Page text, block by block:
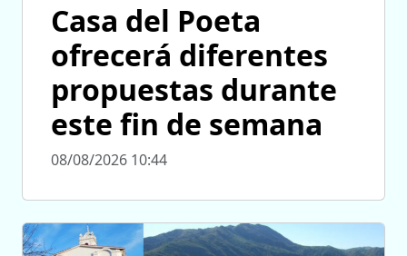
Casa del Poeta
ofrecerá diferentes
propuestas durante
este fin de semana
08/08/2026 10:44